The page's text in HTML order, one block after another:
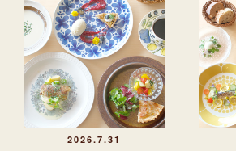
2026.7.31